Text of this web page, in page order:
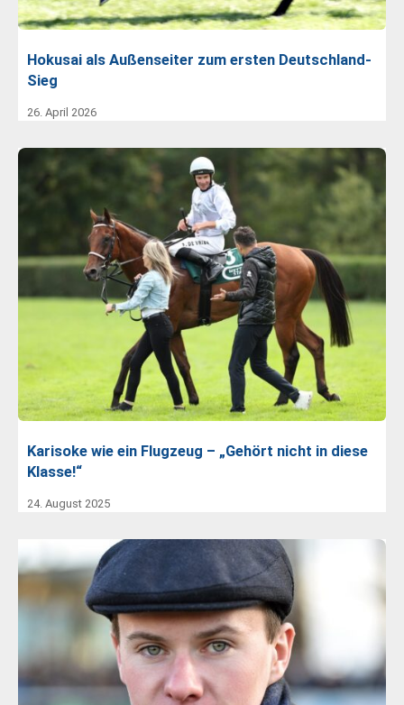
Hokusai als Außenseiter zum ersten Deutschland-
Sieg
26. April 2026
Karisoke wie ein Flugzeug – „Gehört nicht in diese
Klasse!“
24. August 2025